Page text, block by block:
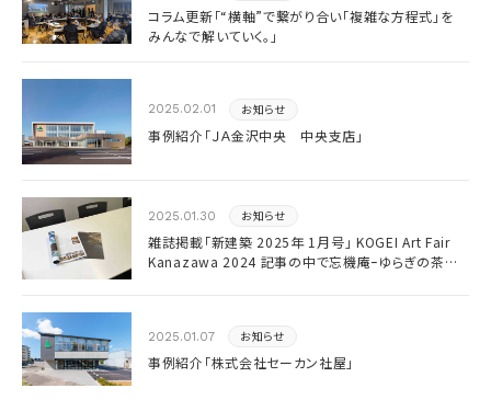
コラム更新「“横軸”で繋がり合い「複雑な方程式」を
みんなで解いていく。」
2025.02.01 お知らせ
事例紹介「ＪＡ金沢中央 中央支店」
2025.01.30 お知らせ
雑誌掲載「新建築 2025年 1月号」 KOGEI Art Fair
Kanazawa 2024 記事の中で忘機庵ｰゆらぎの茶室
2025.01.07 お知らせ
事例紹介「株式会社セーカン社屋」